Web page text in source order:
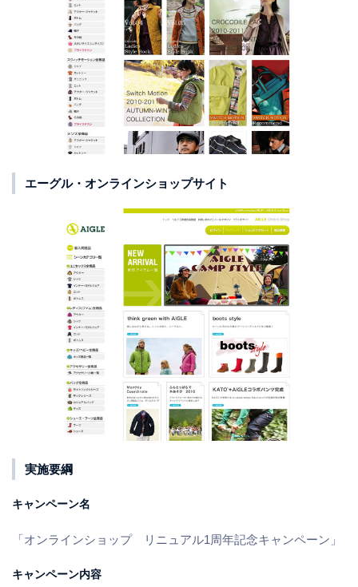
エーグル・オンラインショップサイト
実施要綱
キャンペーン名
「オンラインショップ リニュアル1周年記念キャンペーン」
キャンペーン内容